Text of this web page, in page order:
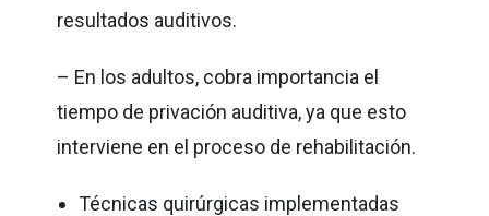
resultados auditivos.
– En los adultos, cobra importancia el
tiempo de privación auditiva, ya que esto
interviene en el proceso de rehabilitación.
Técnicas quirúrgicas implementadas